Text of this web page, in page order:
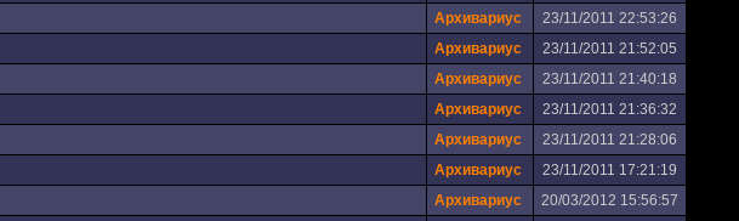
Архивариус
23/11/2011 22:53:26
Архивариус
23/11/2011 21:52:05
Архивариус
23/11/2011 21:40:18
Архивариус
23/11/2011 21:36:32
Архивариус
23/11/2011 21:28:06
Архивариус
23/11/2011 17:21:19
Архивариус
20/03/2012 15:56:57